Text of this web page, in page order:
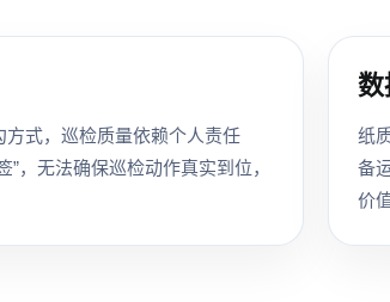
方式，巡检质量依赖个人责任
”，无法确保巡检动作真实到位，
数
纸
备
价